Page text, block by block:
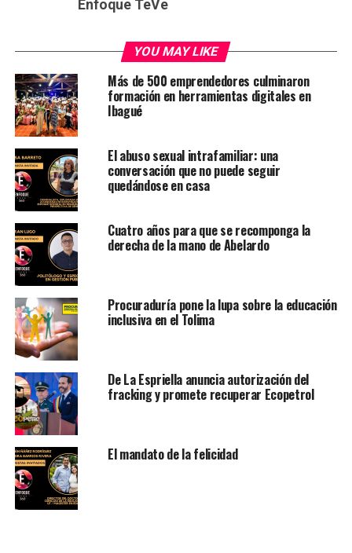
Enfoque TeVe
YOU MAY LIKE
Más de 500 emprendedores culminaron
formación en herramientas digitales en
Ibagué
El abuso sexual intrafamiliar: una
conversación que no puede seguir
quedándose en casa
Cuatro años para que se recomponga la
derecha de la mano de Abelardo
Procuraduría pone la lupa sobre la educación
inclusiva en el Tolima
De La Espriella anuncia autorización del
fracking y promete recuperar Ecopetrol
El mandato de la felicidad